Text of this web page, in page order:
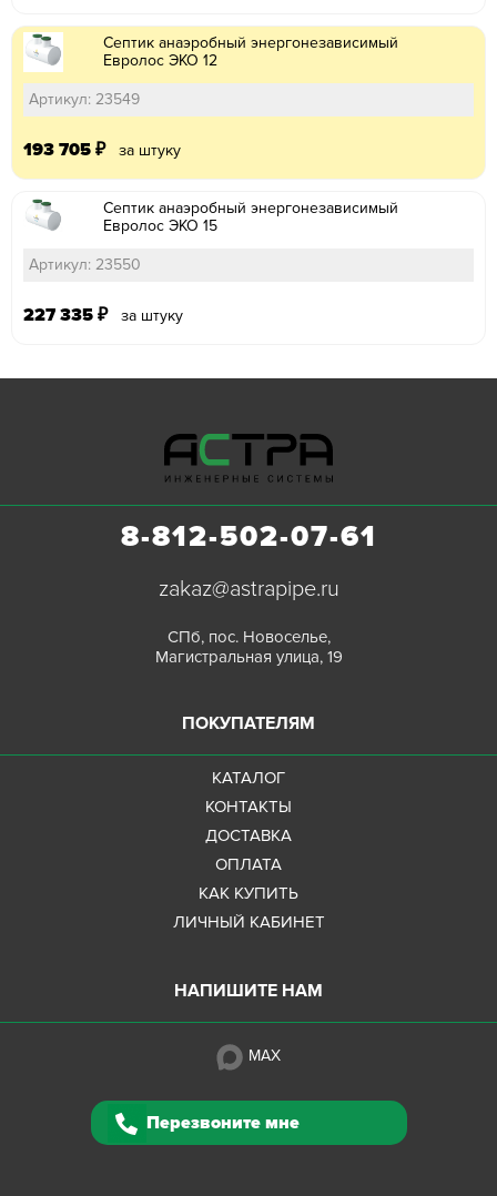
Септик анаэробный энергонезависимый
Евролос ЭКО 12
Артикул: 23549
193 705 ₽ за штуку
Септик анаэробный энергонезависимый
Евролос ЭКО 15
Артикул: 23550
227 335 ₽ за штуку
8-812-502-07-61
zakaz@astrapipe.ru
СПб, пос. Новоселье,
Магистральная улица, 19
ПОКУПАТЕЛЯМ
КАТАЛОГ
КОНТАКТЫ
ДОСТАВКА
ОПЛАТА
КАК КУПИТЬ
ЛИЧНЫЙ КАБИНЕТ
НАПИШИТЕ НАМ
MAX
Перезвоните мне